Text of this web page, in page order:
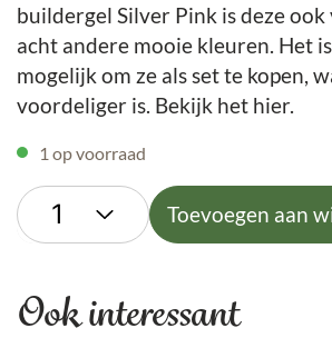
buildergel Silver Pink is deze
acht andere mooie kleuren. Het
mogelijk om ze als set te kopen,
voordeliger is. Bekijk het hier.
1 op voorraad
Toevoegen aan
Ook interessant